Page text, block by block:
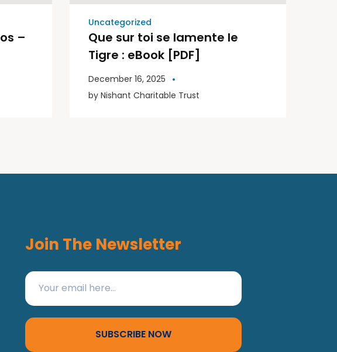
–
Uncategorized
Que sur toi se lamente le
Tigre : eBook [PDF]
December 16, 2025
by Nishant Charitable Trust
Join The Newsletter
SUBSCRIBE NOW